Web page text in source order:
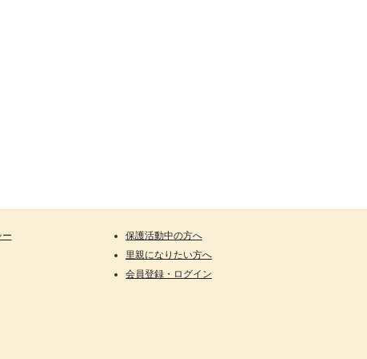
ー
保護活動中の方へ
里親になりたい方へ
会員登録・ログイン